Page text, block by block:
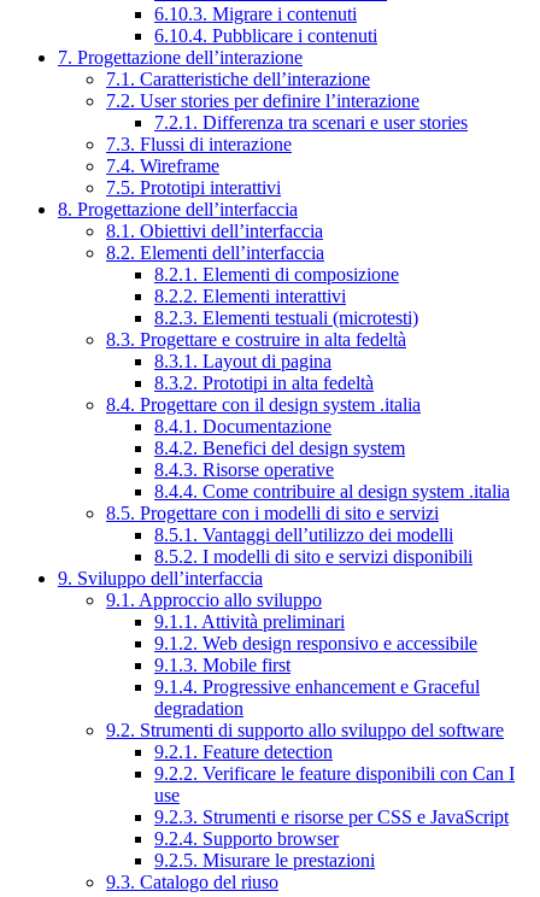
6.10.3. Migrare i contenuti
6.10.4. Pubblicare i contenuti
7. Progettazione dell’interazione
7.1. Caratteristiche dell’interazione
7.2. User stories per definire l’interazione
7.2.1. Differenza tra scenari e user stories
7.3. Flussi di interazione
7.4. Wireframe
7.5. Prototipi interattivi
8. Progettazione dell’interfaccia
8.1. Obiettivi dell’interfaccia
8.2. Elementi dell’interfaccia
8.2.1. Elementi di composizione
8.2.2. Elementi interattivi
8.2.3. Elementi testuali (microtesti)
8.3. Progettare e costruire in alta fedeltà
8.3.1. Layout di pagina
8.3.2. Prototipi in alta fedeltà
8.4. Progettare con il design system .italia
8.4.1. Documentazione
8.4.2. Benefici del design system
8.4.3. Risorse operative
8.4.4. Come contribuire al design system .italia
8.5. Progettare con i modelli di sito e servizi
8.5.1. Vantaggi dell’utilizzo dei modelli
8.5.2. I modelli di sito e servizi disponibili
9. Sviluppo dell’interfaccia
9.1. Approccio allo sviluppo
9.1.1. Attività preliminari
9.1.2. Web design responsivo e accessibile
9.1.3. Mobile first
9.1.4. Progressive enhancement e Graceful
degradation
9.2. Strumenti di supporto allo sviluppo del software
9.2.1. Feature detection
9.2.2. Verificare le feature disponibili con Can I
use
9.2.3. Strumenti e risorse per CSS e JavaScript
9.2.4. Supporto browser
9.2.5. Misurare le prestazioni
9.3. Catalogo del riuso